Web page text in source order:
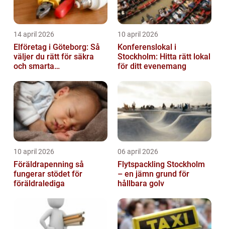
14 april 2026
Elföretag i Göteborg: Så
väljer du rätt för säkra
och smarta
10 april 2026
Konferenslokal i
Stockholm: Hitta rätt lokal
för ditt evenemang
10 april 2026
Föräldrapenning så
fungerar stödet för
föräldralediga
06 april 2026
Flytspackling Stockholm
– en jämn grund för
hållbara golv